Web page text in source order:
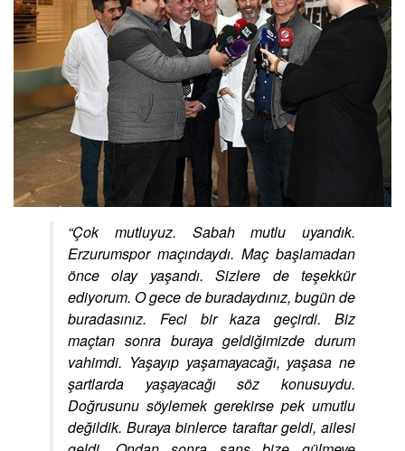
“Çok mutluyuz. Sabah mutlu uyandık.
Erzurumspor maçındaydı. Maç başlamadan
önce olay yaşandı. Sizlere de teşekkür
ediyorum. O gece de buradaydınız, bugün de
buradasınız. Feci bir kaza geçirdi. Biz
maçtan sonra buraya geldiğimizde durum
vahimdi. Yaşayıp yaşamayacağı, yaşasa ne
şartlarda yaşayacağı söz konusuydu.
Doğrusunu söylemek gerekirse pek umutlu
değildik. Buraya binlerce taraftar geldi, ailesi